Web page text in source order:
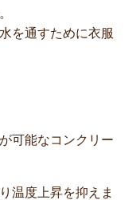
を通すために衣服
可能なコンクリー
温度上昇を抑えま